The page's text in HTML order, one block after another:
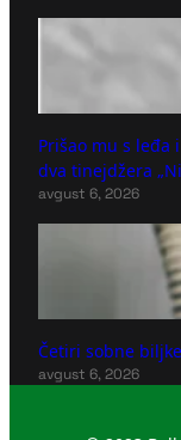
Prišao mu s leđa
dva tinejdžera
avgust 6, 2026
Četiri sobne
avgust 6, 2026